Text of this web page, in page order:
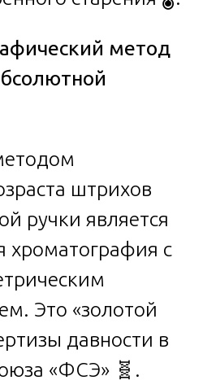
метод
штрихов
ручки является
хроматография с
Это «золотой
давности в
«ФСЭ» 🧬.